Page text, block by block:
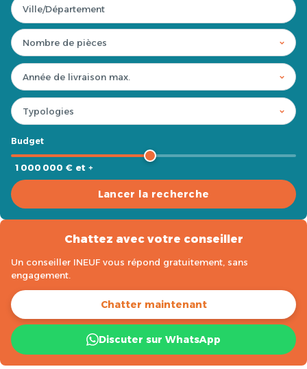
Budget
1 000 000 € et +
Lancer la recherche
Chattez avec votre conseiller
Un conseiller INEUF vous répond gratuitement, sans
engagement.
Chatter maintenant
Discuter sur WhatsApp